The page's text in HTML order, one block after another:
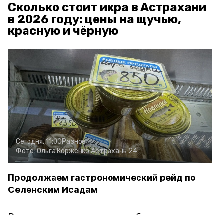
Сколько стоит икра в Астрахани
в 2026 году: цены на щучью,
красную и чёрную
Сегодня, 11:00Разное
Фото:Ольга КорженкоАстрахань 24
Продолжаем гастрономический рейд по
Селенским Исадам